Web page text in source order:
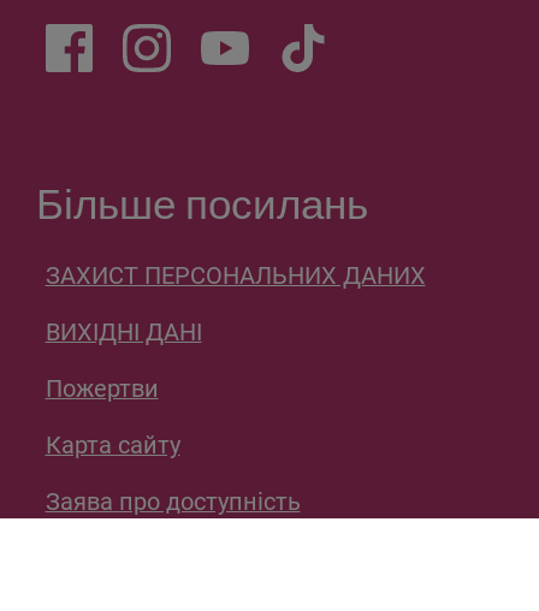
Більше посилань
ЗАХИСТ ПЕРСОНАЛЬНИХ ДАНИХ
ВИХІДНІ ДАНІ
Пожертви
Карта сайту
Заява про доступність